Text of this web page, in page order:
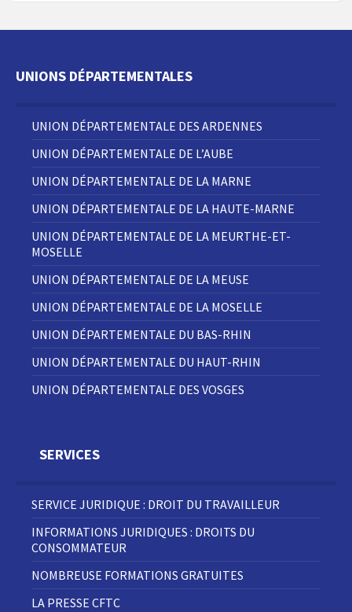
UNIONS DÉPARTEMENTALES
UNION DÉPARTEMENTALE DES ARDENNES
UNION DÉPARTEMENTALE DE L’AUBE
UNION DÉPARTEMENTALE DE LA MARNE
UNION DÉPARTEMENTALE DE LA HAUTE-MARNE
UNION DÉPARTEMENTALE DE LA MEURTHE-ET-
MOSELLE
UNION DÉPARTEMENTALE DE LA MEUSE
UNION DÉPARTEMENTALE DE LA MOSELLE
UNION DÉPARTEMENTALE DU BAS-RHIN
UNION DÉPARTEMENTALE DU HAUT-RHIN
UNION DÉPARTEMENTALE DES VOSGES
SERVICES
SERVICE JURIDIQUE : DROIT DU TRAVAILLEUR
INFORMATIONS JURIDIQUES : DROITS DU
CONSOMMATEUR
NOMBREUSE FORMATIONS GRATUITES
LA PRESSE CFTC